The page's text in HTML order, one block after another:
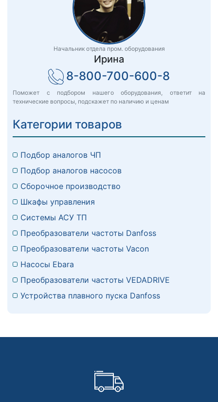
Начальник отдела пром. оборудования
Ирина
8-800-700-600-8
Поможет с подбором нашего оборудования, ответит на
технические вопросы, подскажет по наличию и ценам
Категории товаров
Подбор аналогов ЧП
Подбор аналогов насосов
Сборочное производство
Шкафы управления
Системы АСУ ТП
Преобразователи частоты Danfoss
Преобразователи частоты Vacon
Насосы Ebara
Преобразователи частоты VEDADRIVE
Устройства плавного пуска Danfoss